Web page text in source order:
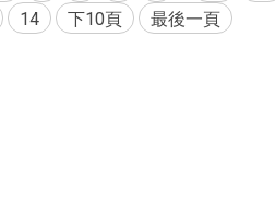
14 下10頁 最後一頁